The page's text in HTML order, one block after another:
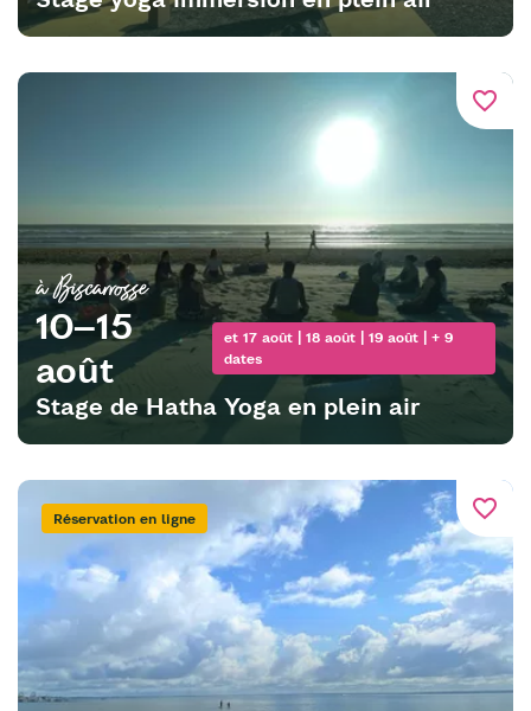
favorite_border
à Biscarrosse
10–15
août
et 17 août | 18 août | 19 août | + 9
dates
Stage de Hatha Yoga en plein air
favorite_border
Réservation en ligne